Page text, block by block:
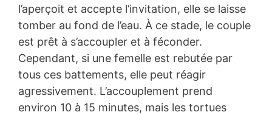
l’aperçoit et accepte l’invitation, elle se laisse
tomber au fond de l’eau. À ce stade, le couple
est prêt à s’accoupler et à féconder.
Cependant, si une femelle est rebutée par
tous ces battements, elle peut réagir
agressivement. L’accouplement prend
environ 10 à 15 minutes, mais les tortues